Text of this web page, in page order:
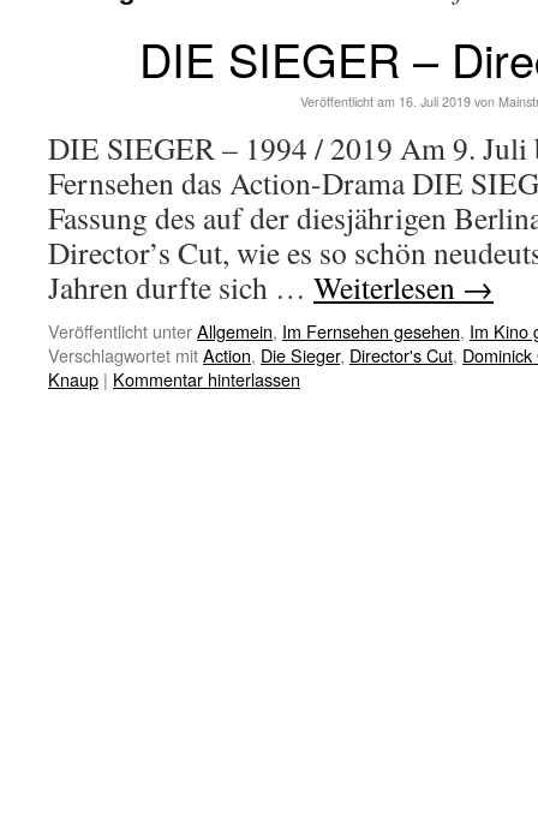
DIE SIEGER –
Veröffentlicht am 16. Juli 2019 von
DIE SIEGER – 1994 / 2019 Am 9. Juli
Fernsehen das Action-Drama DIE
Fassung des auf der diesjährigen
Director’s Cut, wie es so schön
Jahren durfte sich … Weiterlesen →
Veröffentlicht unterAllgemein, Im Fernsehen gesehen, Im Kino
Verschlagwortet mitAction, Die Sieger, Director's Cut, Dominick
Knaup | Kommentar hinterlassen